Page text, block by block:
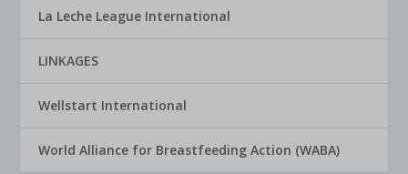
La Leche League International
LINKAGES
Wellstart International
World Alliance for Breastfeeding Action (WABA)